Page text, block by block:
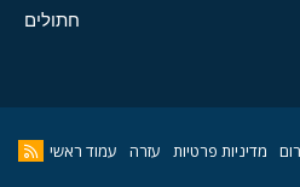
חתולים
מדיניות פרטיות עזרה עמוד ראשי